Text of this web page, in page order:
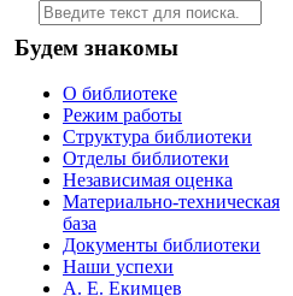
Будем знакомы
О библиотеке
Режим работы
Структура библиотеки
Отделы библиотеки
Независимая оценка
Материально-техническая
база
Документы библиотеки
Наши успехи
А. Е. Екимцев